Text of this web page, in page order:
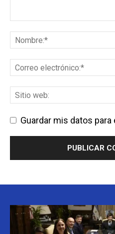
Guardar mis datos